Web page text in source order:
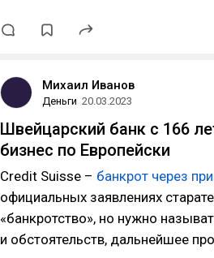
Михаил Иванов
Деньги 20.03.2023
Швейцарский банк с 166
бизнес по Европейски
Credit Suisse – банкрот через
официальных заявлениях
«банкротство», но нужно
и обстоятельств, дальнейшее